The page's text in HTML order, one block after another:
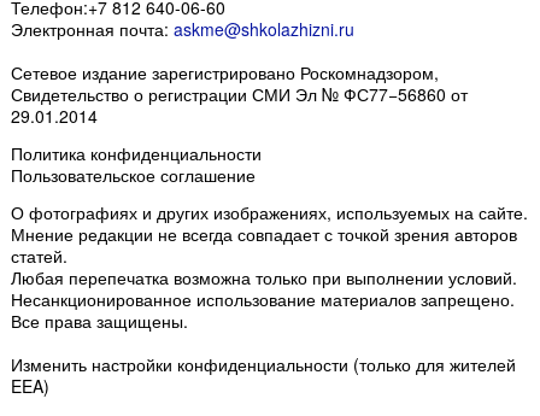
Телефон:+7 812 640-06-60
Электронная почта: askme@shkolazhizni.ru
Сетевое издание зарегистрировано Роскомнадзором,
Свидетельство о регистрации СМИ Эл № ФС77−56860 от
29.01.2014
Политика конфиденциальности
Пользовательское соглашение
О фотографиях и других изображениях, используемых на сайте.
Мнение редакции не всегда совпадает с точкой зрения авторов
статей.
Любая перепечатка возможна только при выполнении условий.
Несанкционированное использование материалов запрещено.
Все права защищены.
Изменить настройки конфиденциальности (только для жителей
EEA)